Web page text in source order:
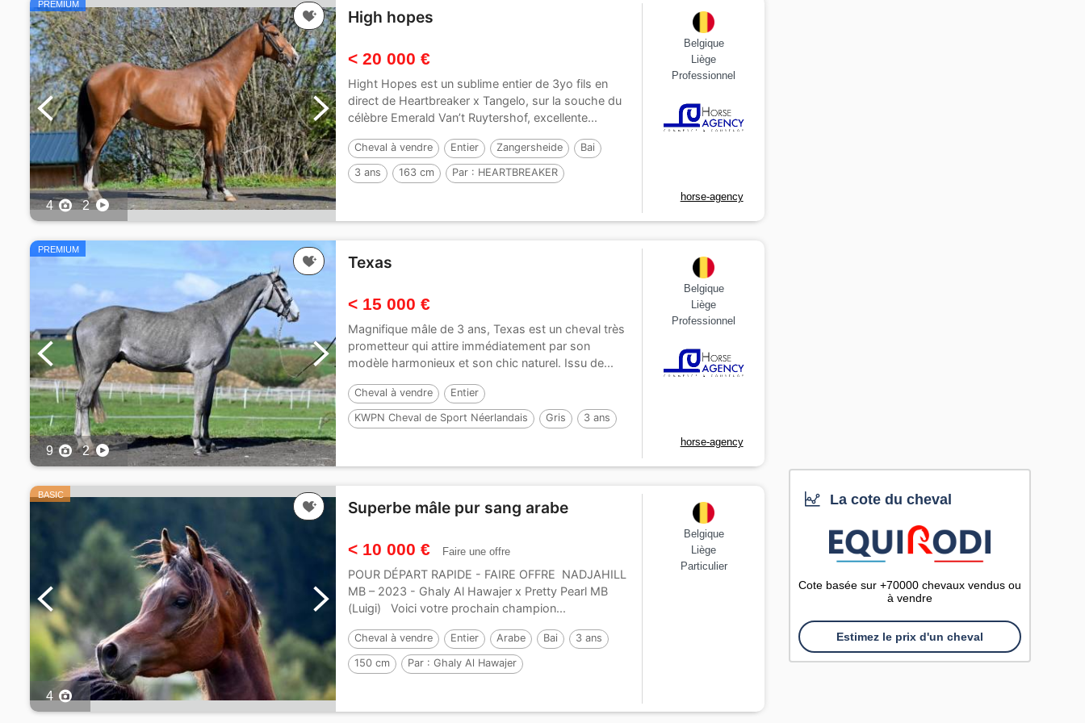
PREMIUM
4 2
High hopes
< 20 000 €
Hight Hopes est un sublime entier de 3yo fils en
direct de Heartbreaker x Tangelo, sur la souche du
célèbre Emerald Van’t Ruytershof, excellente...
Cheval à vendre Entier Zangersheide Bai
3 ans 163 cm Par : HEARTBREAKER
Belgique
Liège
Professionnel
horse-agency
PREMIUM
9 2
Texas
< 15 000 €
Magnifique mâle de 3 ans, Texas est un cheval très
prometteur qui attire immédiatement par son
modèle harmonieux et son chic naturel. Issu de...
Cheval à vendre Entier
KWPN Cheval de Sport Néerlandais Gris 3 ans
Belgique
Liège
Professionnel
horse-agency
BASIC
4
Superbe mâle pur sang arabe
< 10 000 € Faire une offre
POUR DÉPART RAPIDE - FAIRE OFFRE NADJAHILL
MB – 2023 - Ghaly Al Hawajer x Pretty Pearl MB
(Luigi) Voici votre prochain champion...
Cheval à vendre Entier Arabe Bai 3 ans
150 cm Par :Ghaly Al Hawajer
Belgique
Liège
Particulier
La cote du cheval
Cote basée sur +70000 chevaux vendus ou
à vendre
Estimez le prix d'un cheval